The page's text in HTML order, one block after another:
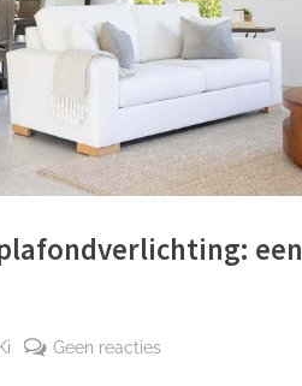
een
Geen reacties